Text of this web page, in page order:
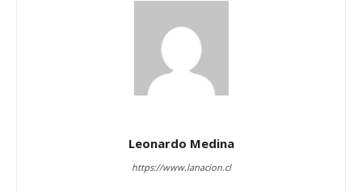
Leonardo Medina
https://www.lanacion.cl